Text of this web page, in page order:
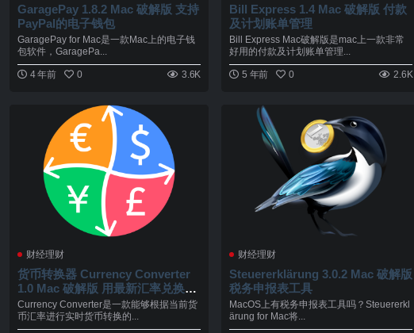
GaragePay 1.8.2 Mac 破解版 支持
PayPal的电子钱包
GaragePay for Mac是一款Mac上的电子钱
包软件，GaragePa...
4 年前 0 3.6K
Bill Express 1.4 Mac 破解版 付款
及计划账单管理
Bill Express Mac破解版是mac上一款非常
好用的付款及计划账单管理...
5 年前 0 2.6K
财经理财
货币转换器 Currency Converter
1.0 Mac 破解版 用最新汇率兑换世
界上的主要货‪币
Currency Converter是一款能够根据当前货
币汇率进行实时货币转换的...
财经理财
Steuererklärung 3.0.2 Mac 破解版
税务申报表工具
MacOS上有税务申报表工具吗？Steuererkl
ärung for Mac将...